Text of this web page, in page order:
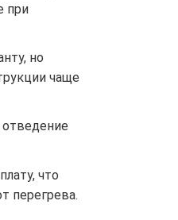
при
но
чаще
отведение
что
перегрева.